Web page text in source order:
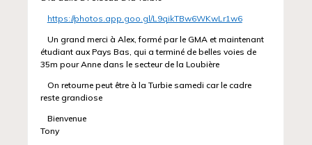
https://photos.app.goo.gl/L9qikTBw6WKwLr1w6
Un grand merci à Alex, formé par le GMA et maintenant
étudiant aux Pays Bas, qui a terminé de belles voies de
35m pour Anne dans le secteur de la Loubière
On retourne peut être à la Turbie samedi car le cadre
reste grandiose
Bienvenue
Tony